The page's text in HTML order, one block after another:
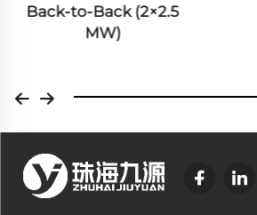
Back-to-Back (2×2.5
MW)